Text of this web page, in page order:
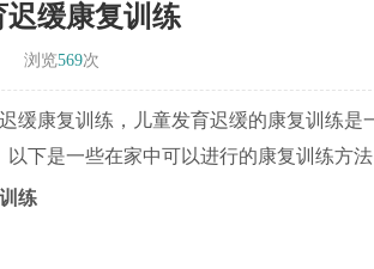
迟缓康复训练
浏览569次
缓康复训练，儿童发育迟缓的康复训练
以下是一些在家中可以进行的康复训练方法
练